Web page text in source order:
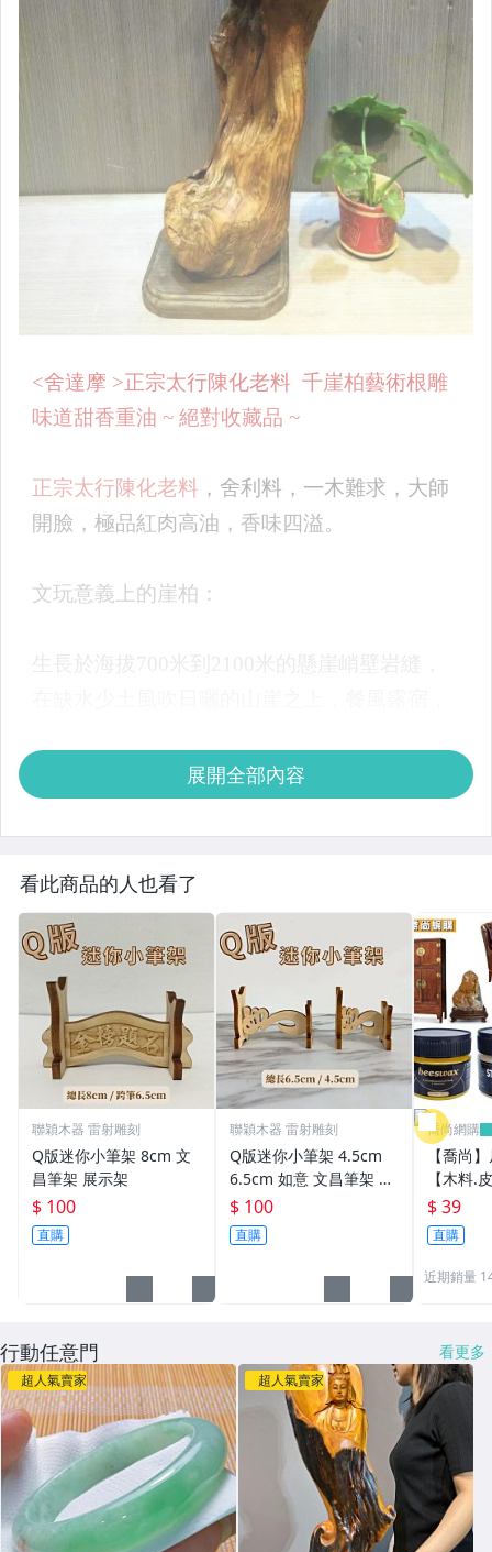
展開全部內容
看此商品的人也看了
聯穎木器 雷射雕刻
Q版迷你小筆架 8cm 文
昌筆架 展示架
$ 100
直購
聯穎木器 雷射雕刻
Q版迷你小筆架 4.5cm
6.5cm 如意 文昌筆架 展
示架
$ 100
直購
喬尚網購
【喬尚
【木料.
護木油
家具 大
雕 玉雕
$ 39
直購
近期銷量
行動任意門 看更多
超人氣賣家 超人氣賣家